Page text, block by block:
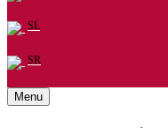
SL
SR
Menu